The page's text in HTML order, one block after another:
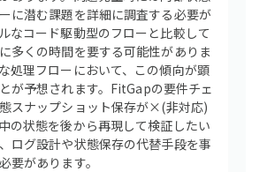
に潜む課題を詳細に調査する必要が
なコード駆動型のフローと比較して
多くの時間を要する可能性がありま
処理フローにおいて、この傾向が顕
が予想されます。FitGapの要件チェ
スナップショット保存が×(非対応)
の状態を後から再現して検証したい
ログ設計や状態保存の代替手段を事
要があります。